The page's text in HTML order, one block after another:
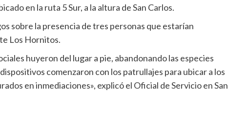
en la ruta 5 Sur, a la altura de San Carlos.
sobre la presencia de tres personas que estarían
Los Hornitos.
huyeron del lugar a pie, abandonando las especies
comenzaron con los patrullajes para ubicar a los
en inmediaciones», explicó el Oficial de Servicio en San